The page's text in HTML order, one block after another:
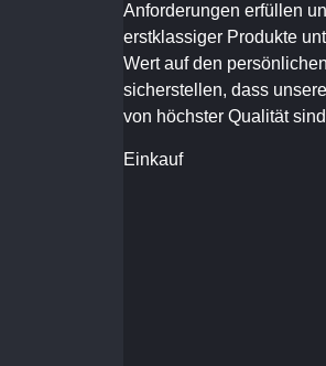
Anforderungen erfüllen
erstklassiger Produkte
Wert auf den
sicherstellen, dass
von höchster Qualität
Einkauf